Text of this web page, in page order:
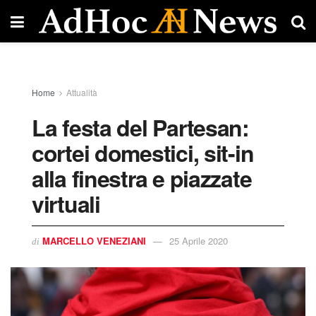
Home Attualità
La festa del Partesan:
cortei domestici, sit-in
alla finestra e piazzate
virtuali
di MARCELLO VENEZIANI 25 Aprile 2020